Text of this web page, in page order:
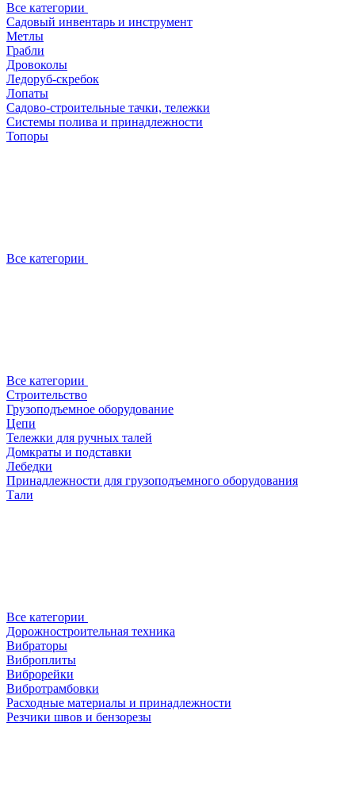
Все категории
Садовый инвентарь и инструмент
Метлы
Грабли
Дровоколы
Ледоруб-скребок
Лопаты
Садово-строительные тачки, тележки
Системы полива и принадлежности
Топоры
Все категории
Все категории
Строительство
Грузоподъемное оборудование
Цепи
Тележки для ручных талей
Домкраты и подставки
Лебедки
Принадлежности для грузоподъемного оборудования
Тали
Все категории
Дорожностроительная техника
Вибраторы
Виброплиты
Виброрейки
Вибротрамбовки
Расходные материалы и принадлежности
Резчики швов и бензорезы